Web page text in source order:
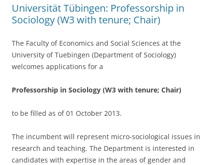
Universität Tübingen: Professorship in
Sociology (W3 with tenure; Chair)
The Faculty of Economics and Social Sciences at the
University of Tuebingen (Department of Sociology)
welcomes applications for a
Professorship in Sociology (W3 with tenure; Chair)
to be filled as of 01 October 2013.
The incumbent will represent micro-sociological issues in
research and teaching. The Department is interested in
candidates with expertise in the areas of gender and